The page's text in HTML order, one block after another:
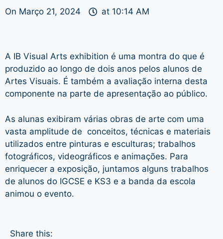
On Março 21, 2024 at 10:14 AM
A IB Visual Arts exhibition é uma montra do que é
produzido ao longo de dois anos pelos alunos de
Artes Visuais. É também a avaliação interna desta
componente na parte de apresentação ao público.
As alunas exibiram várias obras de arte com uma
vasta amplitude de conceitos, técnicas e materiais
utilizados entre pinturas e esculturas; trabalhos
fotográficos, videográficos e animações. Para
enriquecer a exposição, juntamos alguns trabalhos
de alunos do IGCSE e KS3 e a banda da escola
animou o evento.
Share this: